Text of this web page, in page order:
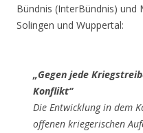
Bündnis (InterBündnis) und
Solingen und Wuppertal:
„Gegen jede
Konflikt“
Die Entwicklung in dem
offenen kriegerischen